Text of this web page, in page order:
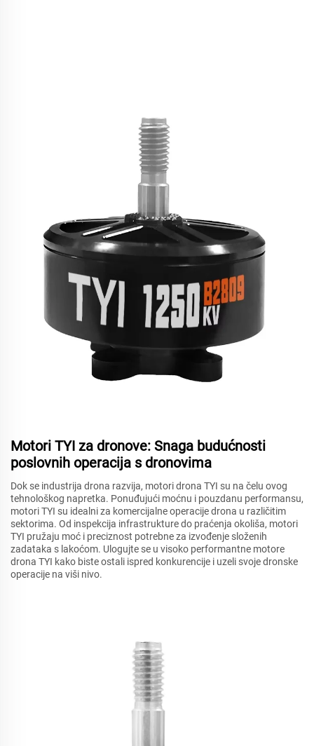
Motori TYI za dronove: Snaga budućnosti
poslovnih operacija s dronovima
Dok se industrija drona razvija, motori drona TYI su na čelu ovog
tehnološkog napretka. Ponuđujući moćnu i pouzdanu performansu,
motori TYI su idealni za komercijalne operacije drona u različitim
sektorima. Od inspekcija infrastrukture do praćenja okoliša, motori
TYI pružaju moć i preciznost potrebne za izvođenje složenih
zadataka s lakoćom. Ulogujte se u visoko performantne motore
drona TYI kako biste ostali ispred konkurencije i uzeli svoje dronske
operacije na viši nivo.